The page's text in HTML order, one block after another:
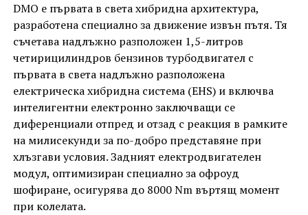
DMO е първата в света хибридна архитектура,
разработена специално за движение извън пътя. Тя
съчетава надлъжно разположен 1,5-литров
четирицилиндров бензинов турбодвигател с
първата в света надлъжно разположена
електрическа хибридна система (EHS) и включва
интелигентни електронно заключващи се
диференциали отпред и отзад с реакция в рамките
на милисекунди за по-добро представяне при
хлъзгави условия. Задният електродвигателен
модул, оптимизиран специално за офроуд
шофиране, осигурява до 8000 Nm въртящ момент
при колелата.